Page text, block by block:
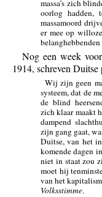
massa’s zich
oorlog hadden,
massamoord
er mee op
Nog een week
1914, schreven Duitse
Wij zijn geen
systeem, dat de
de blind
zich klaar maakt
dampend
zijn gang gaat,
Duitse, van het
komende dagen
niet in staat zou
moet hij
van het
Volksstimme.